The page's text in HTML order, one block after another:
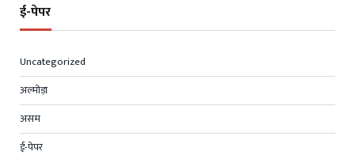
ई-पेपर
Uncategorized
अल्मोड़ा
असम
ई-पेपर